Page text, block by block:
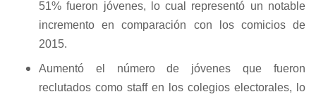
51% fueron jóvenes, lo cual representó un notable
incremento en comparación con los comicios de
2015.
Aumentó el número de jóvenes que fueron
reclutados como staff en los colegios electorales, lo